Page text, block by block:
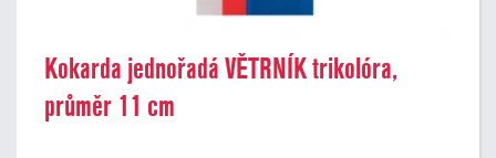
Kokarda jednořadá VĚTRNÍK trikolóra,
průměr 11 cm